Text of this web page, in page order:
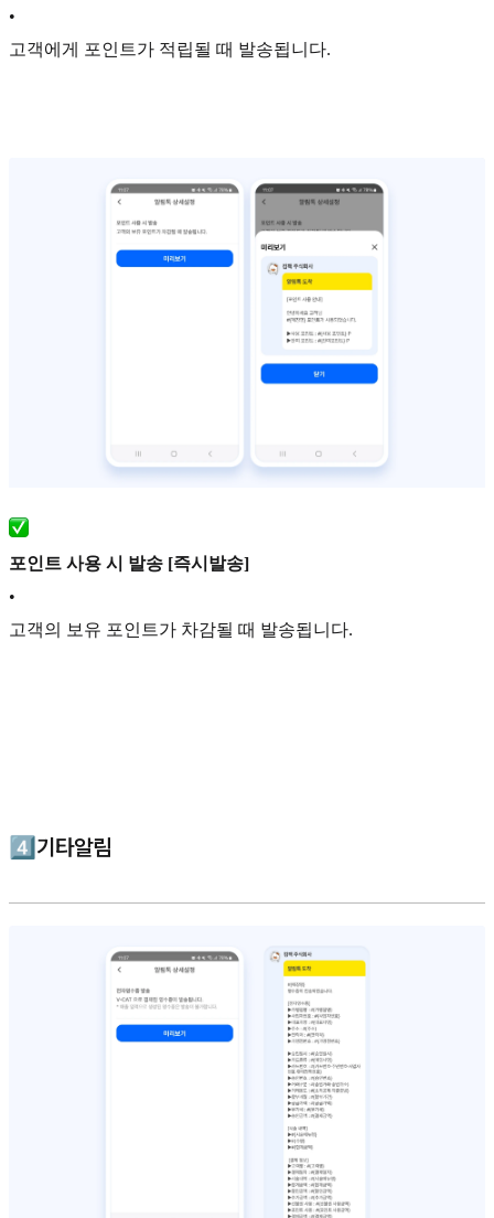
•
고객에게 포인트가 적립될 때 발송됩니다.
포인트 사용 시 발송 [즉시발송]
•
고객의 보유 포인트가 차감될 때 발송됩니다.
4️⃣기타알림